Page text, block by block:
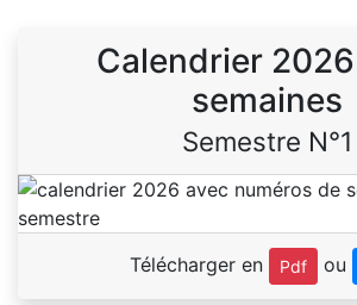
Calendrier
semaines
Semestre N°1
Télécharger en Pdf ou